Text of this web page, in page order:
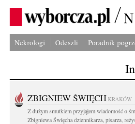
Nekrologi Odeszli Poradnik
ZBIGNIEW ŚWIĘCH KRAKÓW
Z dużym smutkiem przyjąłem wiadomość o
Zbigniewa Święcha dziennikarza, pisarza,